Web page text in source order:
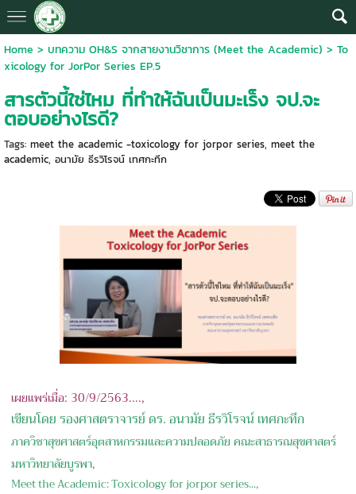
Home > บทความ OH&S จากสายงานวิชาการ (Meet the Academic) > To
xicology for JorPor Series EP.5
สารตัวนี้ใช่ไหม ที่ทำให้ฉันเป็นมะเร็ง จป.จะ
ตอบอย่างไรดี?
Tags: meet the academic -toxicology for jorpor series, meet the
academic, อนามัย ธีรวิโรจน์ เทศกะทึก
เผยแพร่เมื่อ: 30/9/2563....,
เขียนโดย รองศาสตราจารย์ ดร. อนามัย ธีรวิโรจน์ เทศกะทึก
ภาควิชาสุขศาสตร์อุตสาหกรรมและความปลอดภัย คณะสาธารณสุขศาสตร์
มหาวิทยาลัยบูรพา,
Meet the Academic: Toxicology for jorpor series...,